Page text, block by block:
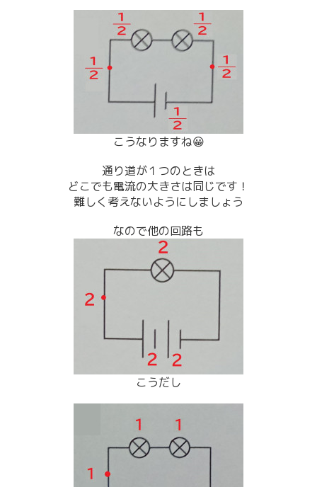
こうなりますね😀
通り道が１つのときは
どこでも電流の大きさは同じです！
難しく考えないようにしましょう
なので他の回路も
こうだし